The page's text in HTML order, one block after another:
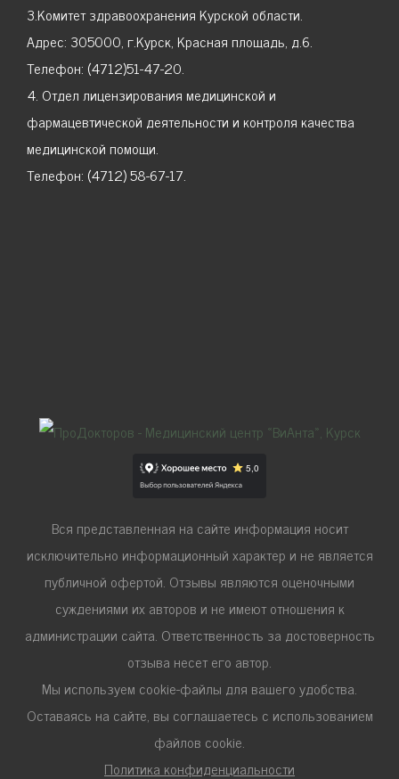
3.Комитет здравоохранения Курской области.
Адрес: 305000, г.Курск, Красная площадь, д.6.
Телефон: (4712)51-47-20.
4. Отдел лицензирования медицинской и
фармацевтической деятельности и контроля качества
медицинской помощи.
Телефон: (4712) 58-67-17.
Вся представленная на сайте информация носит
исключительно информационный характер и не является
публичной офертой. Отзывы являются оценочными
суждениями их авторов и не имеют отношения к
администрации сайта. Ответственность за достоверность
отзыва несет его автор.
Мы используем cookie-файлы для вашего удобства.
Оставаясь на сайте, вы соглашаетесь с использованием
файлов cookie.
Политика конфиденциальности